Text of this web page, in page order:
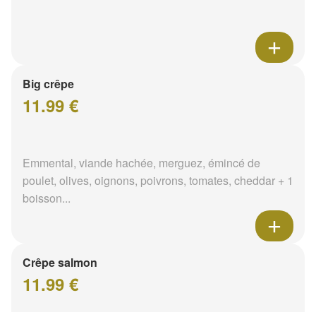
Big crêpe
11.99 €
Emmental, viande hachée, merguez, émincé de
poulet, olives, oignons, poivrons, tomates, cheddar + 1
boisson...
Crêpe salmon
11.99 €